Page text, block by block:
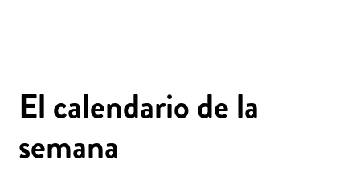
El calendario de la
semana